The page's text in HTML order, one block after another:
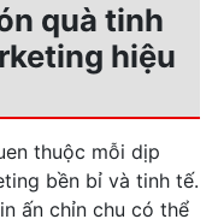
quà tinh
hiệu
thuộc mỗi dịp
bền bỉ và tinh tế.
ấn chỉn chu có thể